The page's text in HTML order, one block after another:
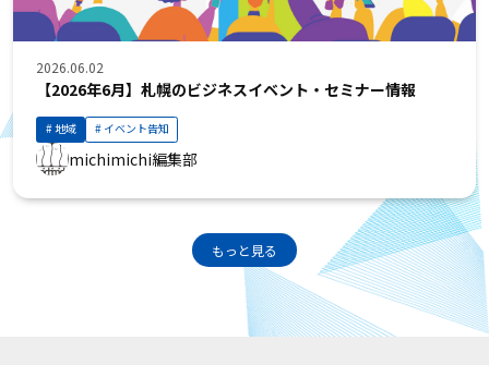
2026.06.02
【2026年6月】札幌のビジネスイベント・セミナー情報
地域 イベント告知
michimichi編集部
もっと見る